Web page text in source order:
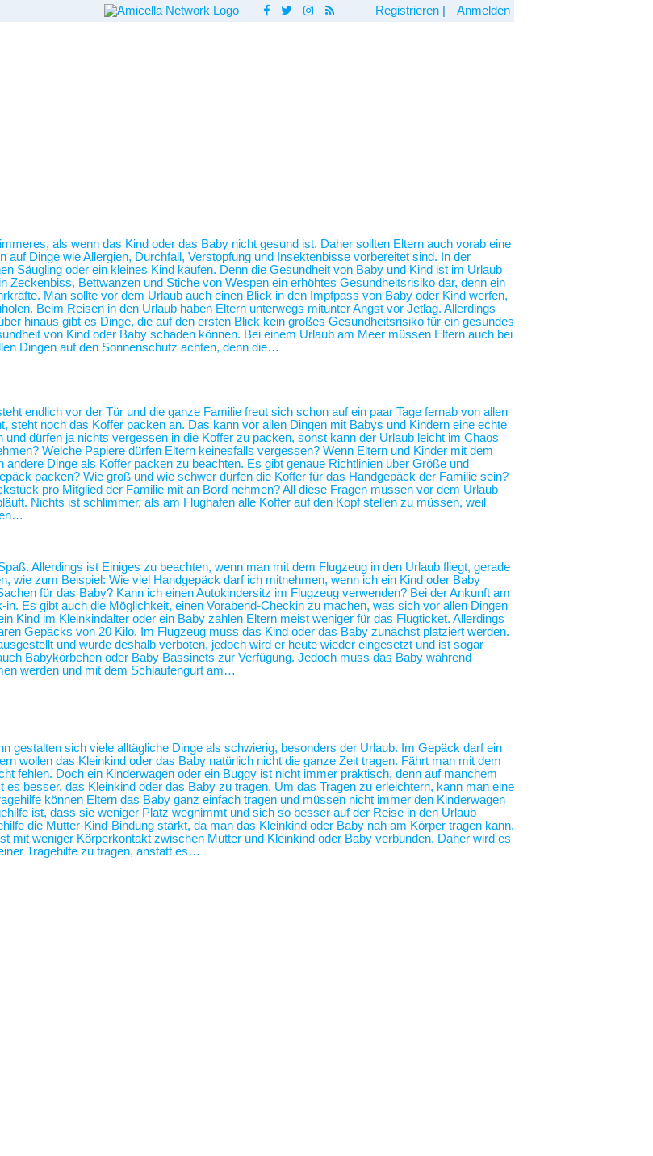
Registrieren Anmelden
als wenn das Kind oder das Baby nicht gesund ist. Daher sollten Eltern auch vorab eine
Dinge wie Allergien, Durchfall, Verstopfung und Insektenbisse vorbereitet sind. In der
Säugling oder ein kleines Kind kaufen. Denn die Gesundheit von Baby und Kind ist im Urlaub
Zeckenbiss, Bettwanzen und Stiche von Wespen ein erhöhtes Gesundheitsrisiko dar, denn ein
Man sollte vor dem Urlaub auch einen Blick in den Impfpass von Baby oder Kind werfen,
Beim Reisen in den Urlaub haben Eltern unterwegs mitunter Angst vor Jetlag. Allerdings
hinaus gibt es Dinge, die auf den ersten Blick kein großes Gesundheitsrisiko für ein gesundes
von Kind oder Baby schaden können. Bei einem Urlaub am Meer müssen Eltern auch bei
Dingen auf den Sonnenschutz achten, denn die…
endlich vor der Tür und die ganze Familie freut sich schon auf ein paar Tage fernab von allen
steht noch das Koffer packen an. Das kann vor allen Dingen mit Babys und Kindern eine echte
dürfen ja nichts vergessen in die Koffer zu packen, sonst kann der Urlaub leicht im Chaos
Welche Papiere dürfen Eltern keinesfalls vergessen? Wenn Eltern und Kinder mit dem
Dinge als Koffer packen zu beachten. Es gibt genaue Richtlinien über Größe und
packen? Wie groß und wie schwer dürfen die Koffer für das Handgepäck der Familie sein?
pro Mitglied der Familie mit an Bord nehmen? All diese Fragen müssen vor dem Urlaub
Nichts ist schlimmer, als am Flughafen alle Koffer auf den Kopf stellen zu müssen, weil
Allerdings ist Einiges zu beachten, wenn man mit dem Flugzeug in den Urlaub fliegt, gerade
wie zum Beispiel: Wie viel Handgepäck darf ich mitnehmen, wenn ich ein Kind oder Baby
für das Baby? Kann ich einen Autokindersitz im Flugzeug verwenden? Bei der Ankunft am
Es gibt auch die Möglichkeit, einen Vorabend-Checkin zu machen, was sich vor allen Dingen
Kind im Kleinkindalter oder ein Baby zahlen Eltern meist weniger für das Flugticket. Allerdings
Gepäcks von 20 Kilo. Im Flugzeug muss das Kind oder das Baby zunächst platziert werden.
und wurde deshalb verboten, jedoch wird er heute wieder eingesetzt und ist sogar
Babykörbchen oder Baby Bassinets zur Verfügung. Jedoch muss das Baby während
werden und mit dem Schlaufengurt am…
gestalten sich viele alltägliche Dinge als schwierig, besonders der Urlaub. Im Gepäck darf ein
wollen das Kleinkind oder das Baby natürlich nicht die ganze Zeit tragen. Fährt man mit dem
fehlen. Doch ein Kinderwagen oder ein Buggy ist nicht immer praktisch, denn auf manchem
besser, das Kleinkind oder das Baby zu tragen. Um das Tragen zu erleichtern, kann man eine
können Eltern das Baby ganz einfach tragen und müssen nicht immer den Kinderwagen
ist, dass sie weniger Platz wegnimmt und sich so besser auf der Reise in den Urlaub
die Mutter-Kind-Bindung stärkt, da man das Kleinkind oder Baby nah am Körper tragen kann.
mit weniger Körperkontakt zwischen Mutter und Kleinkind oder Baby verbunden. Daher wird es
Tragehilfe zu tragen, anstatt es…